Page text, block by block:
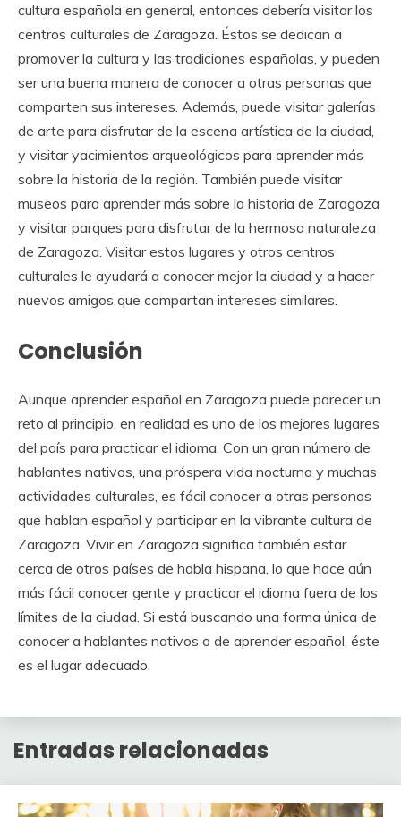
cultura española en general, entonces debería visitar los
centros culturales de Zaragoza. Éstos se dedican a
promover la cultura y las tradiciones españolas, y pueden
ser una buena manera de conocer a otras personas que
comparten sus intereses. Además, puede visitar galerías
de arte para disfrutar de la escena artística de la ciudad,
y visitar yacimientos arqueológicos para aprender más
sobre la historia de la región. También puede visitar
museos para aprender más sobre la historia de Zaragoza
y visitar parques para disfrutar de la hermosa naturaleza
de Zaragoza. Visitar estos lugares y otros centros
culturales le ayudará a conocer mejor la ciudad y a hacer
nuevos amigos que compartan intereses similares.
Conclusión
Aunque aprender español en Zaragoza puede parecer un
reto al principio, en realidad es uno de los mejores lugares
del país para practicar el idioma. Con un gran número de
hablantes nativos, una próspera vida nocturna y muchas
actividades culturales, es fácil conocer a otras personas
que hablan español y participar en la vibrante cultura de
Zaragoza. Vivir en Zaragoza significa también estar
cerca de otros países de habla hispana, lo que hace aún
más fácil conocer gente y practicar el idioma fuera de los
límites de la ciudad. Si está buscando una forma única de
conocer a hablantes nativos o de aprender español, éste
es el lugar adecuado.
Entradas relacionadas